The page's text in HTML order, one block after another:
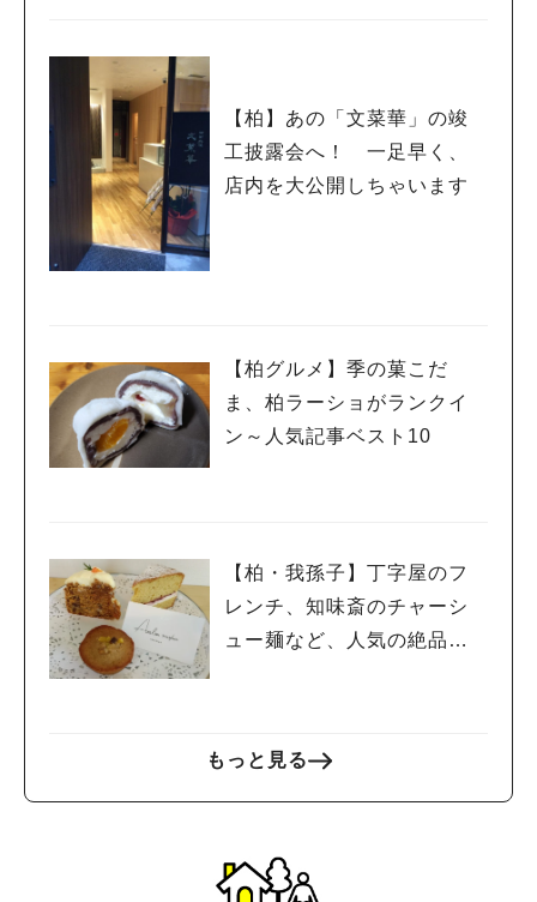
【柏】あの「文菜華」の竣
工披露会へ！ 一足早く、
店内を大公開しちゃいます
【柏グルメ】季の菓こだ
ま、柏ラーショがランクイ
ン～人気記事ベスト10
【柏・我孫子】丁字屋のフ
レンチ、知味斎のチャーシ
ュー麺など、人気の絶品グ
もっと見る